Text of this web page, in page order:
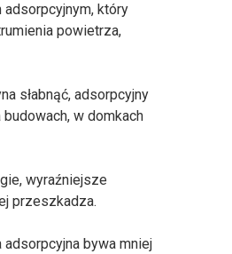
który
powietrza,
słabnąć, adsorpcyjny
w domkach
wyraźniejsze
przeszkadza.
bywa mniej